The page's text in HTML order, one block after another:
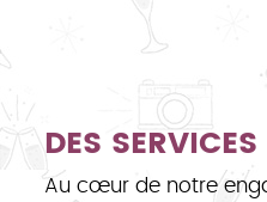
DES
Au cœur de notre